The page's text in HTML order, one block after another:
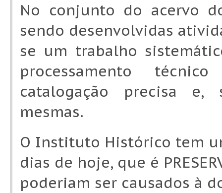
No conjunto do acervo
sendo desenvolvidas
se um trabalho
processamento
catalogação precisa e,
mesmas.
O Instituto Histórico tem
dias de hoje, que é
poderiam ser causados à